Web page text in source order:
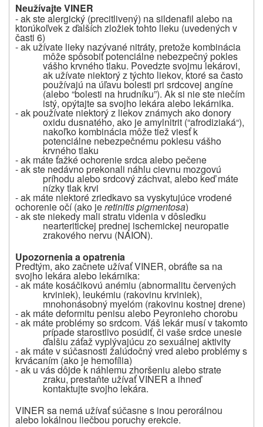
Neužívajte VINER
- ak ste alergický (precitlivený) na sildenafil alebo na
ktorúkoľvek z ďalších zložiek tohto lieku (uvedených v
časti 6)
- ak užívate lieky nazývané nitráty, pretože kombinácia
môže spôsobiť potenciálne nebezpečný pokles
vášho krvného tlaku. Povedzte svojmu lekárovi,
ak užívate niektorý z týchto liekov, ktoré sa často
používajú na úľavu bolesti pri srdcovej angíne
(alebo “bolesti na hrudníku”). Ak si nie ste niečím
istý, opýtajte sa svojho lekára alebo lekárnika.
- ak používate niektorý z liekov známych ako donory
oxidu dusnatého, ako je amylnitrit (“afrodiziaká“),
nakoľko kombinácia môže tiež viesť k
potenciálne nebezpečnému poklesu vášho
krvného tlaku
- ak máte ťažké ochorenie srdca alebo pečene
- ak ste nedávno prekonali náhlu cievnu mozgovú
príhodu alebo srdcový záchvat, alebo keď máte
nízky tlak krvi
- ak máte niektoré zriedkavo sa vyskytujúce vrodené
ochorenie očí (ako jeretinitis pigmentosa)
- ak ste niekedy mali stratu videnia v dôsledku
nearteritickej prednej ischemickej neuropatie
zrakového nervu (NAION).
Upozornenia a opatrenia
Predtým, ako začnete užívať VINER, obráťte sa na
svojho lekára alebo lekárnika:
- ak máte kosáčikovú anémiu (abnormalitu červených
krviniek), leukémiu (rakovinu krviniek),
mnohonásobný myelóm (rakovinu kostnej drene)
- ak máte deformitu penisu alebo Peyronieho chorobu
- ak máte problémy so srdcom. Váš lekár musí v takomto
prípade starostlivo posúdiť, či vaše srdce unesie
ďalšiu záťaž vyplývajúcu zo sexuálnej aktivity
- ak máte v súčasnosti žalúdočný vred alebo problémy s
krvácaním (ako je hemofília)
- ak u vás dôjde k náhlemu zhoršeniu alebo strate
zraku, prestaňte užívať VINER a ihneď
kontaktujte svojho lekára.
VINER sa nemá užívať súčasne s inou perorálnou
alebo lokálnou liečbou poruchy erekcie.